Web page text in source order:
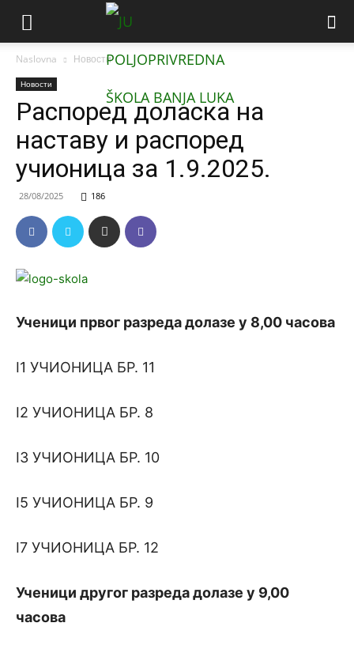
Naslovna Новости
Новости
Распоред доласка на
наставу и распоред
учионица за 1.9.2025.
28/08/2025 186
Ученици првог разреда долазе у 8,00 часова
I1 УЧИОНИЦА БР. 11
I2 УЧИОНИЦА БР. 8
I3 УЧИОНИЦА БР. 10
I5 УЧИОНИЦА БР. 9
I7 УЧИОНИЦА БР. 12
Ученици другог разреда долазе у 9,00
часова